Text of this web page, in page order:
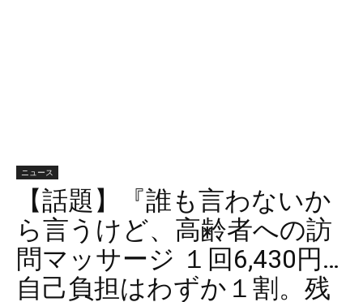
ニュース
【話題】『誰も言わないか
ら言うけど、高齢者への訪
問マッサージ １回6,430円…
自己負担はわずか１割。残